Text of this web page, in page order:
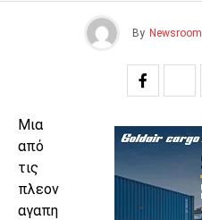
By Newsroom
Μια
από
τις
πλεον
αγαπη